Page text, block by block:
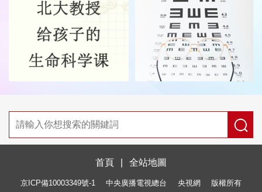
首頁 全站地圖
京ICP備10003349號-1 中央廣播電視總台 央視網 版權所有